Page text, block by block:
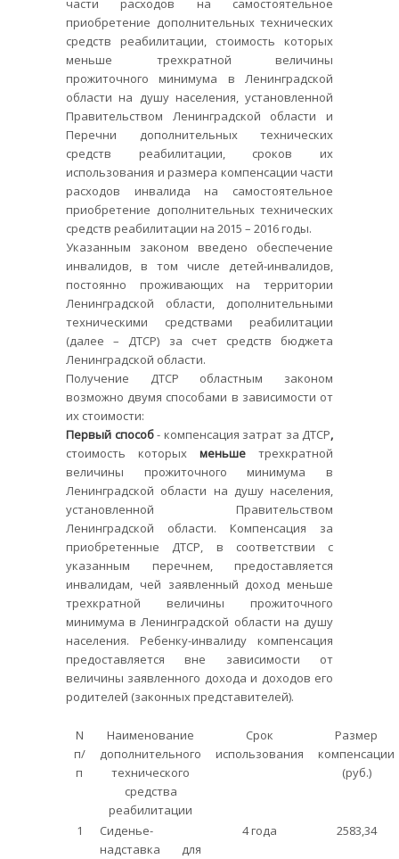
части расходов на самостоятельное
приобретение дополнительных технических
средств реабилитации, стоимость которых
меньше трехкратной величины
прожиточного минимума в Ленинградской
области на душу населения, установленной
Правительством Ленинградской области и
Перечни дополнительных технических
средств реабилитации, сроков их
использования и размера компенсации части
расходов инвалида на самостоятельное
приобретение дополнительных технических
средств реабилитации на 2015 – 2016 годы.
Указанным законом введено обеспечение
инвалидов, в том числе детей-инвалидов,
постоянно проживающих на территории
Ленинградской области, дополнительными
техническими средствами реабилитации
(далее – ДТСР) за счет средств бюджета
Ленинградской области.
Получение ДТСР областным законом
возможно двумя способами в зависимости от
их стоимости:
Первый способ- компенсация затрат за ДТСР,
стоимость которых меньше трехкратной
величины прожиточного минимума в
Ленинградской области на душу населения,
установленной Правительством
Ленинградской области. Компенсация за
приобретенные ДТСР, в соответствии с
указанным перечнем, предоставляется
инвалидам, чей заявленный доход меньше
трехкратной величины прожиточного
минимума в Ленинградской области на душу
населения. Ребенку-инвалиду компенсация
предоставляется вне зависимости от
величины заявленного дохода и доходов его
родителей (законных представителей).
N
п/
п
Наименование
дополнительного
технического
средства
реабилитации
Срок
использования
Размер
компенсации
(руб.)
1
Сиденье-
надставка для
4 года 2583,34